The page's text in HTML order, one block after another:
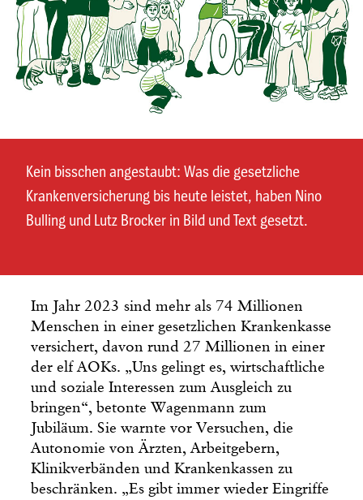
Kein bisschen angestaubt: Was die gesetzliche
Krankenversicherung bis heute leistet, haben Nino
Bulling und Lutz Brocker in Bild und Text gesetzt.
Im Jahr 2023 sind mehr als 74 Millionen
Menschen in einer gesetzlichen Krankenkasse
versichert, davon rund 27 Millionen in einer
der elf AOKs. „Uns gelingt es, wirtschaftliche
und soziale Interessen zum Ausgleich zu
bringen“, betonte Wagenmann zum
Jubiläum. Sie warnte vor Versuchen, die
Autonomie von Ärzten, Arbeitgebern,
Klinikverbänden und Krankenkassen zu
beschränken. „Es gibt immer wieder Eingriffe